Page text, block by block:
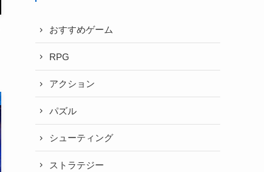
おすすめゲーム
RPG
アクション
パズル
シューティング
ストラテジー